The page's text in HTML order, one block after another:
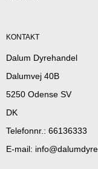
KONTAKT
Dalum Dyrehandel
Dalumvej 40B
5250 Odense SV
DK
Telefonnr. : 66136333
E-mail: